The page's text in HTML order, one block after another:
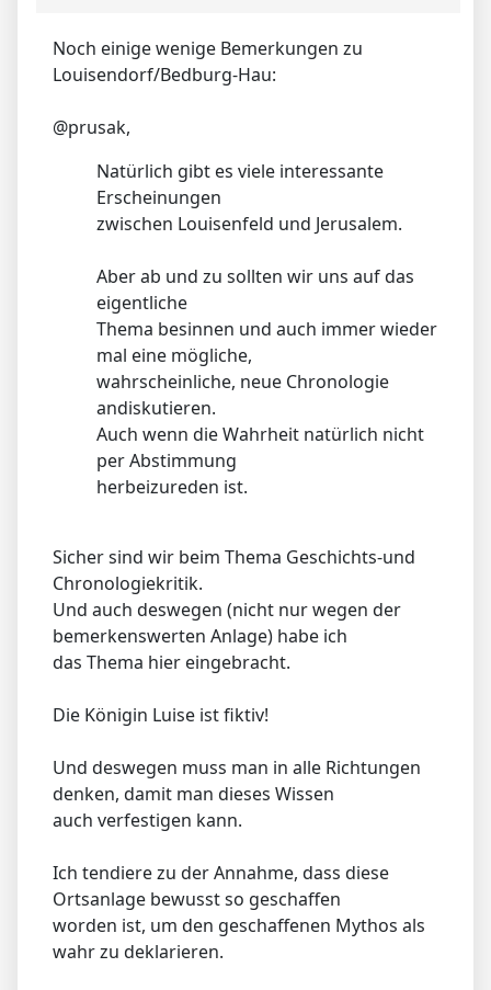
Noch einige wenige Bemerkungen zu
Louisendorf/Bedburg-Hau:
@prusak,
Natürlich gibt es viele interessante
Erscheinungen
zwischen Louisenfeld und Jerusalem.
Aber ab und zu sollten wir uns auf das
eigentliche
Thema besinnen und auch immer wieder
mal eine mögliche,
wahrscheinliche, neue Chronologie
andiskutieren.
Auch wenn die Wahrheit natürlich nicht
per Abstimmung
herbeizureden ist.
Sicher sind wir beim Thema Geschichts-und
Chronologiekritik.
Und auch deswegen (nicht nur wegen der
bemerkenswerten Anlage) habe ich
das Thema hier eingebracht.
Die Königin Luise ist fiktiv!
Und deswegen muss man in alle Richtungen
denken, damit man dieses Wissen
auch verfestigen kann.
Ich tendiere zu der Annahme, dass diese
Ortsanlage bewusst so geschaffen
worden ist, um den geschaffenen Mythos als
wahr zu deklarieren.